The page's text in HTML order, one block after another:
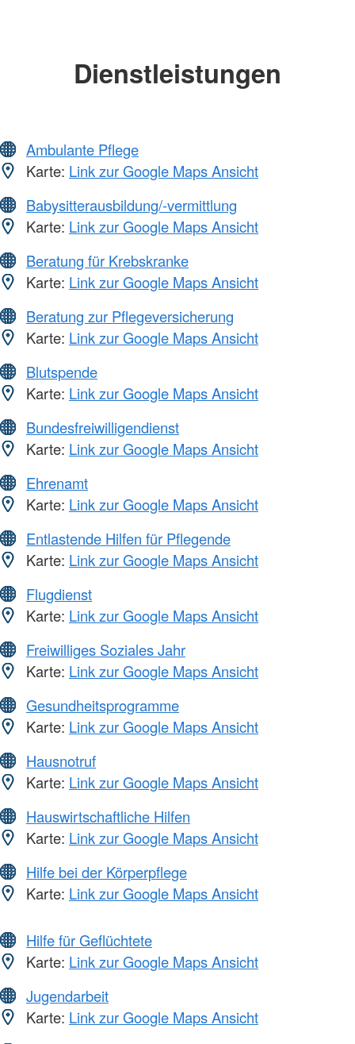
Dienstleistungen
Ambulante Pflege
Karte: Link zur Google Maps Ansicht
Babysitterausbildung/-vermittlung
Karte: Link zur Google Maps Ansicht
Beratung für Krebskranke
Karte: Link zur Google Maps Ansicht
Beratung zur Pflegeversicherung
Karte: Link zur Google Maps Ansicht
Blutspende
Karte: Link zur Google Maps Ansicht
Bundesfreiwilligendienst
Karte: Link zur Google Maps Ansicht
Ehrenamt
Karte: Link zur Google Maps Ansicht
Entlastende Hilfen für Pflegende
Karte: Link zur Google Maps Ansicht
Flugdienst
Karte: Link zur Google Maps Ansicht
Freiwilliges Soziales Jahr
Karte: Link zur Google Maps Ansicht
Gesundheitsprogramme
Karte: Link zur Google Maps Ansicht
Hausnotruf
Karte: Link zur Google Maps Ansicht
Hauswirtschaftliche Hilfen
Karte: Link zur Google Maps Ansicht
Hilfe bei der Körperpflege
Karte: Link zur Google Maps Ansicht
Hilfe für Geflüchtete
Karte: Link zur Google Maps Ansicht
Jugendarbeit
Karte: Link zur Google Maps Ansicht